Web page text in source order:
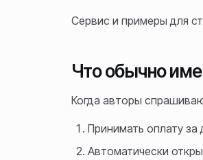
Сервис и примеры для
Что обычно
Когда авторы
Принимать оплату за
Автоматически